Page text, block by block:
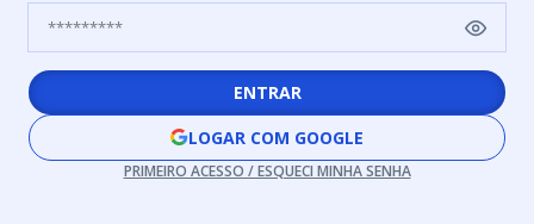
ENTRAR
LOGAR COM GOOGLE
PRIMEIRO ACESSO / ESQUECI MINHA SENHA